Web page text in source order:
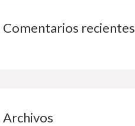
Comentarios recientes
Archivos